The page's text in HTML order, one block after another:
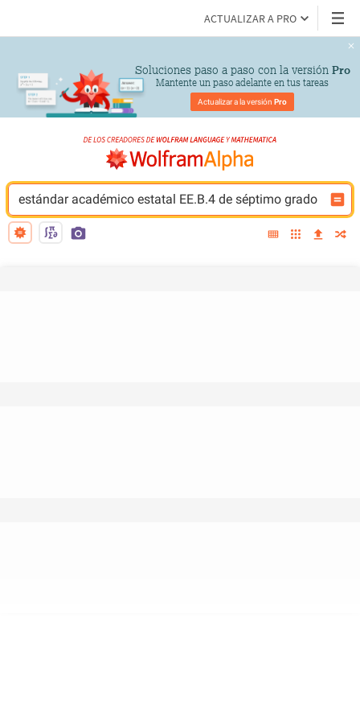
ACTUALIZAR A PRO
Soluciones paso a paso con la versión Pro
Mantente un paso adelante en tus tareas
Actualizar a la versión Pro
estándar académico estatal EE.B.4 de séptimo grado